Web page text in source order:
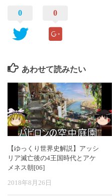
0 0
あわせて読みたい
【ゆっくり世界史解説】アッシ
リア滅亡後の4王国時代とアケ
メネス朝[06]
2018年8月26日